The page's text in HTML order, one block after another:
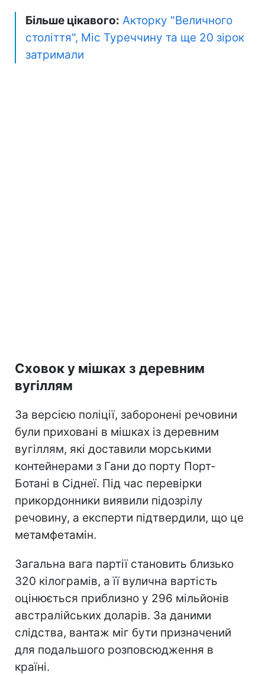
Більше цікавого: Акторку "Величного
століття", Міс Туреччину та ще 20 зірок
затримали
Сховок у мішках з деревним
вугіллям
За версією поліції, заборонені речовини
були приховані в мішках із деревним
вугіллям, які доставили морськими
контейнерами з Гани до порту Порт-
Ботані в Сіднеї. Під час перевірки
прикордонники виявили підозрілу
речовину, а експерти підтвердили, що це
метамфетамін.
Загальна вага партії становить близько
320 кілограмів, а її вулична вартість
оцінюється приблизно у 296 мільйонів
австралійських доларів. За даними
слідства, вантаж міг бути призначений
для подальшого розповсюдження в
країні.